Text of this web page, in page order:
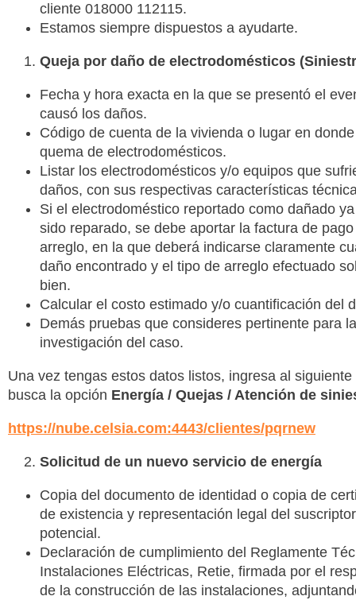
cliente 018000 112115.
Estamos siempre dispuestos a ayudarte.
Queja por daño de electrodomésticos
Fecha y hora exacta en la que se presentó el
causó los daños.
Código de cuenta de la vivienda o lugar en
quema de electrodomésticos.
Listar los electrodomésticos y/o equipos que
daños, con sus respectivas características
Si el electrodoméstico reportado como dañado
sido reparado, se debe aportar la factura de
arreglo, en la que deberá indicarse claramente
daño encontrado y el tipo de arreglo efectuado
bien.
Calcular el costo estimado y/o cuantificación del
Demás pruebas que consideres pertinente para la
investigación del caso.
Una vez tengas estos datos listos, ingresa al siguiente
busca la opción Energía / Quejas / Atención de
https://nube.celsia.com:4443/clientes/pqrnew
Solicitud de un nuevo servicio de energía
Copia del documento de identidad o copia de
de existencia y representación legal del suscriptor
potencial.
Declaración de cumplimiento del Reglamente
Instalaciones Eléctricas, Retie, firmada por el
de la construcción de las instalaciones,